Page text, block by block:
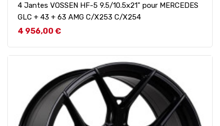
4 Jantes VOSSEN HF-5 9.5/10.5x21" pour MERCEDES
GLC + 43 + 63 AMG C/X253 C/X254
Prix
4 956,00 €